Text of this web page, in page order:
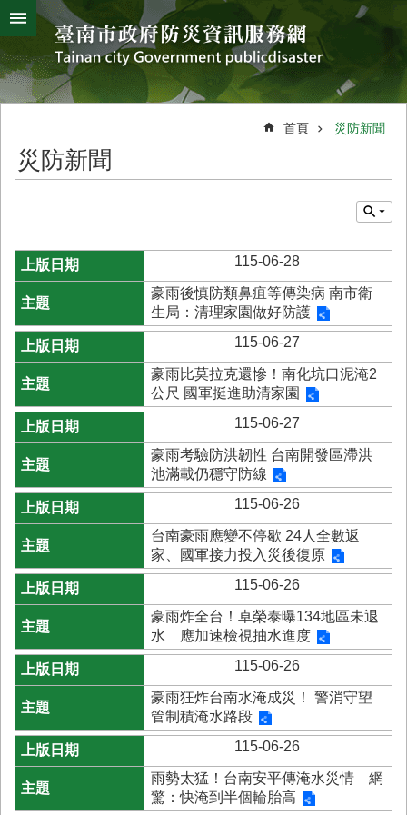
跳到主要內容區塊
搜
尋
進
階
搜
熱
字
颱
風
災
害
公
室
簡
介
災
防
新
業
專
區
便
民
務
網
導
覽
回
首
頁
市
首頁 災防新聞
災防新聞
115-06-28
豪雨後慎防類鼻疽等傳染病 南市衛
生局：清理家園做好防護
115-06-27
豪雨比莫拉克還慘！南化坑口泥淹2
公尺 國軍挺進助清家園
115-06-27
豪雨考驗防洪韌性 台南開發區滯洪
池滿載仍穩守防線
115-06-26
台南豪雨應變不停歇 24人全數返
家、國軍接力投入災後復原
115-06-26
豪雨炸全台！卓榮泰曝134地區未退
水 應加速檢視抽水進度
115-06-26
豪雨狂炸台南水淹成災！ 警消守望
管制積淹水路段
115-06-26
雨勢太猛！台南安平傳淹水災情 網
驚：快淹到半個輪胎高